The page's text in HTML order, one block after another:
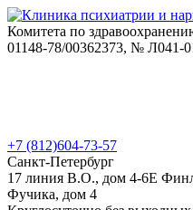
Комитета по
01148-78/00362373, № Л041-
+7 (812)604-73-57
Санкт-Петербург
17 линия В.О., дом 4-6Е
Фучика, дом 4